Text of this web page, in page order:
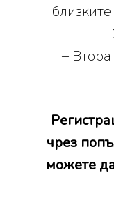
–
чрез
можете